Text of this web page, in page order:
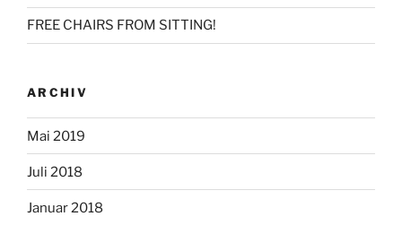
FREE CHAIRS FROM SITTING!
ARCHIV
Mai 2019
Juli 2018
Januar 2018